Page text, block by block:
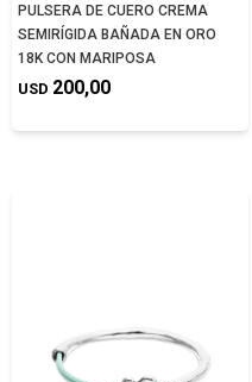
PULSERA DE CUERO CREMA
SEMIRÍGIDA BAÑADA EN ORO
18K CON MARIPOSA
USD 200,00